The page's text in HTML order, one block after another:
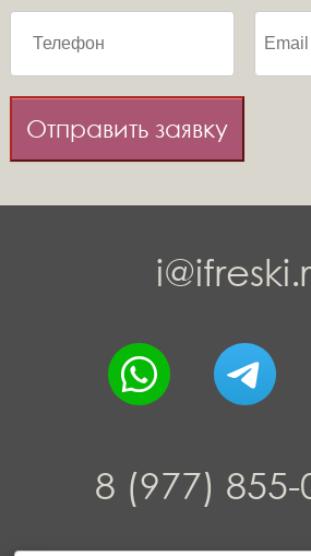
Отправить заявку
8 (977) 855-